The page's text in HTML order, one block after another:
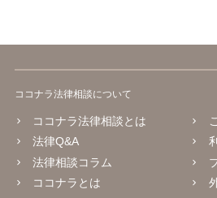
ココナラ法律相談について
ココナラ法律相談とは
法律Q&A
法律相談コラム
ココナラとは